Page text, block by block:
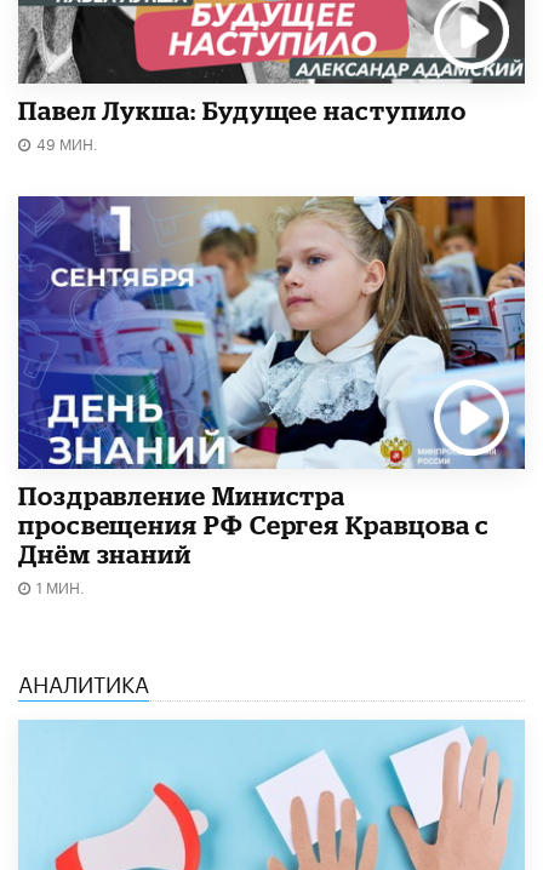
Павел Лукша: Будущее наступило
49 МИН.
Поздравление Министра
просвещения РФ Сергея Кравцова с
Днём знаний
1 МИН.
АНАЛИТИКА